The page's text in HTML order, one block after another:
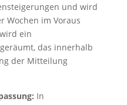
und wird
Wochen im Voraus
ein
das innerhalb
der Mitteilung
In